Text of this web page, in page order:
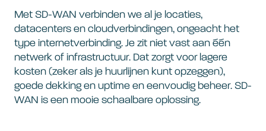
Met SD-WAN verbinden we al je locaties,
datacenters en cloudverbindingen, ongeacht het
type internetverbinding. Je zit niet vast aan één
netwerk of infrastructuur. Dat zorgt voor lagere
kosten (zeker als je huurlijnen kunt opzeggen),
goede dekking en uptime en eenvoudig beheer. SD-
WAN is een mooie schaalbare oplossing.